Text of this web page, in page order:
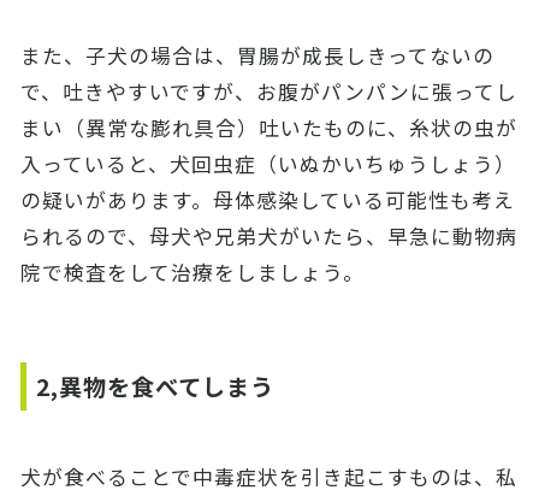
また、子犬の場合は、胃腸が成長しきってないの
で、吐きやすいですが、お腹がパンパンに張ってし
まい（異常な膨れ具合）吐いたものに、糸状の虫が
入っていると、犬回虫症（いぬかいちゅうしょう）
の疑いがあります。母体感染している可能性も考え
られるので、母犬や兄弟犬がいたら、早急に動物病
院で検査をして治療をしましょう。
2,異物を食べてしまう
犬が食べることで中毒症状を引き起こすものは、私